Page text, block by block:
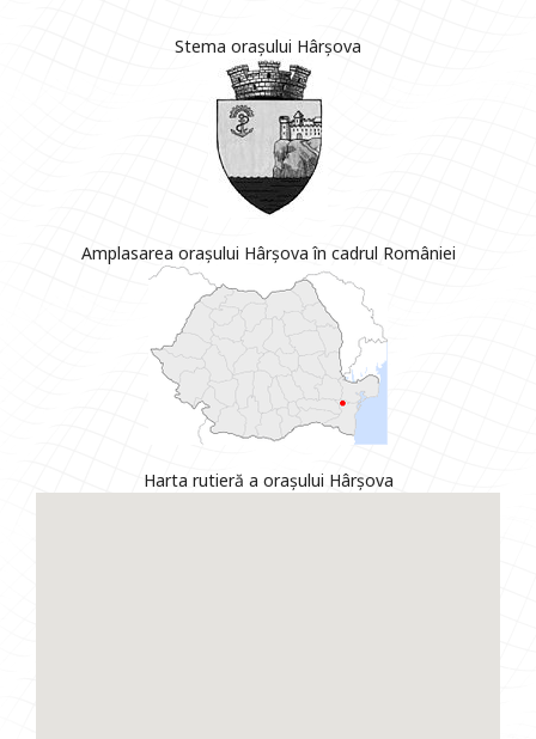
Stema orașului Hârșova
Amplasarea orașului Hârșova în cadrul României
Harta rutieră a orașului Hârșova